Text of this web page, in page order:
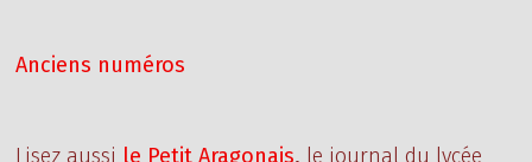
Anciens numéros
Lisez aussi le Petit Aragonais, le journal du lycée